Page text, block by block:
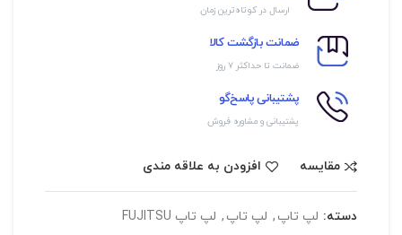
ارسال در کوتاه‌ترین زمان
ضمانت بازگشت کالا
ضمانت تا حداکثر ۷ روز
پشتیبانی پاسخ‌گو
پشتیبانی و مشاوره فروش
مقایسه افزودن به علاقه مندی
دسته: لپ تاپ , لپ تاپ , لپ تاپ FUJITSU